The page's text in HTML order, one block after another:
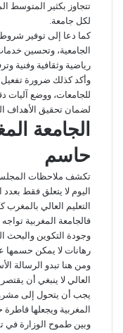
لكل جامعة.
كما دعا إلى توفير شروط
الجامعية، وتحسين
رياضية وثقافية وفنية
وأكد كذلك ضرورة تفعيل
للجامعات، ووضع آليات
لضمان تحقيق الأهداف
الجامعة
حاسم
تكشف ملاحظات المجلس
اليوم لا يتعلق فقط
التعليم العالي بالمغرب
فالجامعة المغربية
وجودة التكوين والبحث
رهانات لا يمكن حسمها
ومن هنا تبدو الرسالة
العالي لا ينبغي أن
يجب أن يتحول إلى
المغربية ويجعلها قاطرة
وبين طموح الوزارة في